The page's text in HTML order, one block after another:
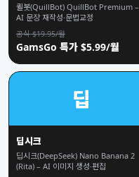
퀼봇(QuillBot) QuillBot Premium –
AI 문장 재작성·문법교정
공식 $19.95/월
GamsGo 특가 $5.99/월
딥
딥시크
딥시크(DeepSeek) Nano Banana 2
(Rita) – AI 이미지 생성·편집